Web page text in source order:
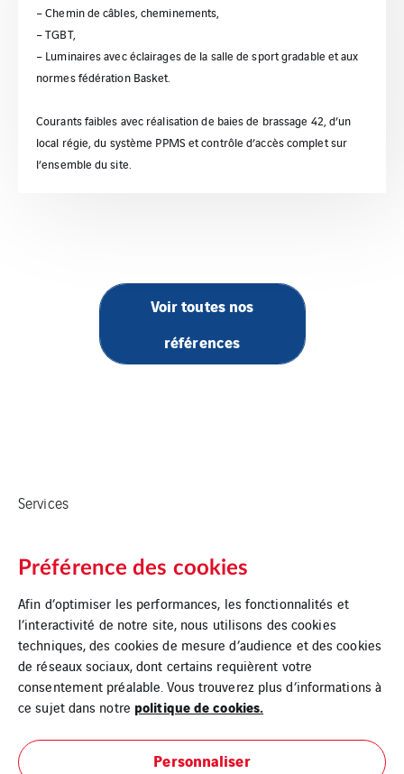
– Chemin de câbles, cheminements,
– TGBT,
– Luminaires avec éclairages de la salle de sport gradable et aux
normes fédération Basket.
Courants faibles avec réalisation de baies de brassage 42, d’un
local régie, du système PPMS et contrôle d’accès complet sur
l’ensemble du site.
Voir toutes nos
références
Services
Accueil
Préférence des cookies
Afin d’optimiser les performances, les fonctionnalités et
l’interactivité de notre site, nous utilisons des cookies
techniques, des cookies de mesure d’audience et des cookies
de réseaux sociaux, dont certains requièrent votre
consentement préalable. Vous trouverez plus d’informations à
ce sujet dans notre politique de cookies.
Personnaliser